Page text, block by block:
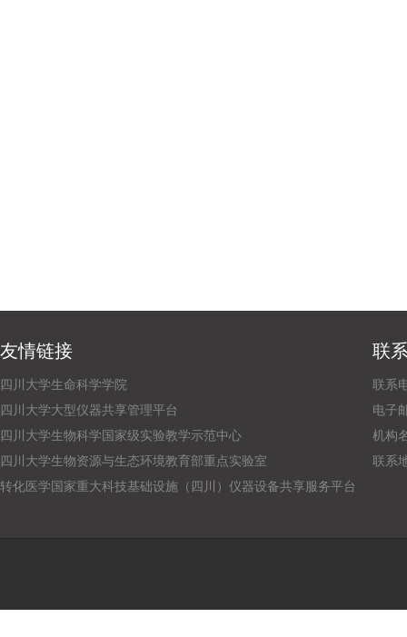
友情链接
四川大学生命科学学院
四川大学大型仪器共享管理平台
四川大学生物科学国家级实验教学示范中心
四川大学生物资源与生态环境教育部重点实验室
转化医学国家重大科技基础设施（四川）仪器设备共享服务平台
联
联系
电子
机构
联系